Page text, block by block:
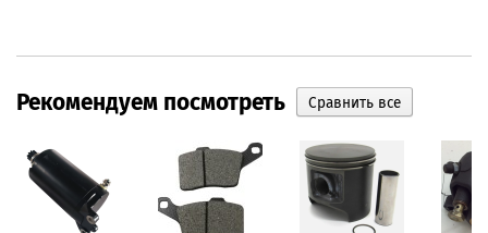
Рекомендуем посмотреть